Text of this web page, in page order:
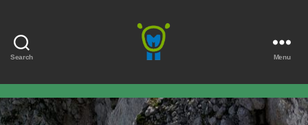
Search Menu